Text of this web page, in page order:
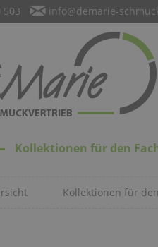
503 info@demarie-
Kollektionen für den
Kollektionen für